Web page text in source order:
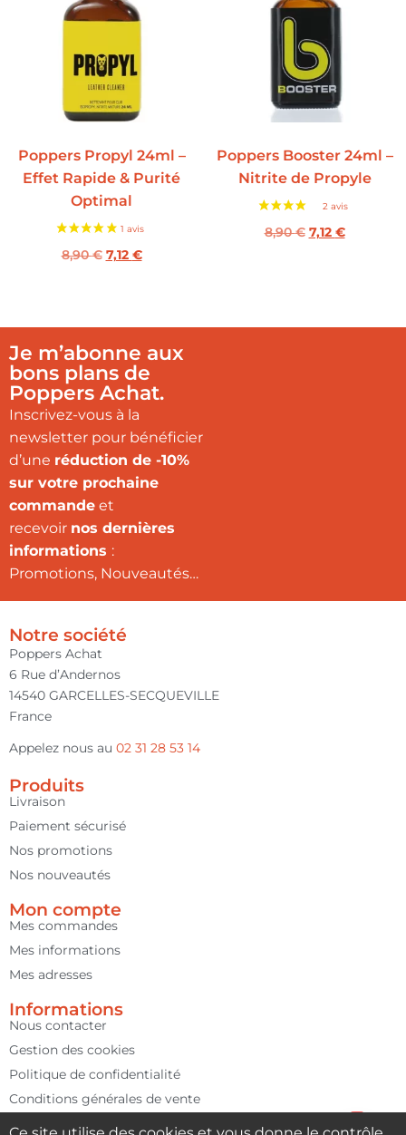
Poppers Propyl 24ml –
Effet Rapide & Purité
Optimal
8,90€ 7,12 €
Poppers Booster 24ml –
Nitrite de Propyle
8,90€ 7,12 €
Je m’abonne aux
bons plans de
Poppers Achat.
Inscrivez-vous à la
newsletter pour bénéficier
d’une réduction de -10%
sur votre prochaine
commande et
recevoir nos dernières
informations :
Promotions, Nouveautés…
Notre société
Poppers Achat
6 Rue d’Andernos
14540 GARCELLES-SECQUEVILLE
France
Appelez nous au 02 31 28 53 14
Produits
Livraison
Paiement sécurisé
Nos promotions
Nos nouveautés
Mon compte
Mes commandes
Mes informations
Mes adresses
Informations
Nous contacter
Gestion des cookies
Politique de confidentialité
Conditions générales de vente
Mentions légales